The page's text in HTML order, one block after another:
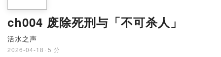
ch004 废除死刑与「不可杀人」
活水之声
2026-04-18 · 5 分